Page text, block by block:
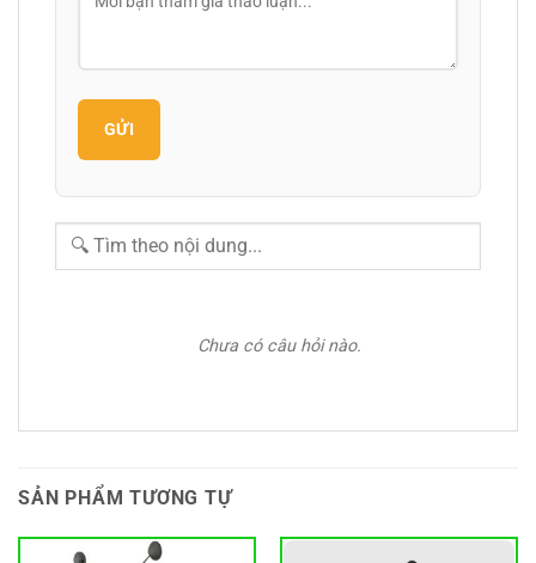
GỬI
Chưa có câu hỏi nào.
SẢN PHẨM TƯƠNG TỰ